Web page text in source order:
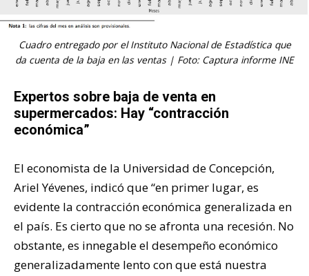
Cuadro entregado por el Instituto Nacional de Estadística que
da cuenta de la baja en las ventas | Foto: Captura informe INE
Expertos sobre baja de venta en
supermercados: Hay “contracción
económica”
El economista de la Universidad de Concepción,
Ariel Yévenes, indicó que “en primer lugar, es
evidente la contracción económica generalizada en
el país. Es cierto que no se afronta una recesión. No
obstante, es innegable el desempeño económico
generalizadamente lento con que está nuestra